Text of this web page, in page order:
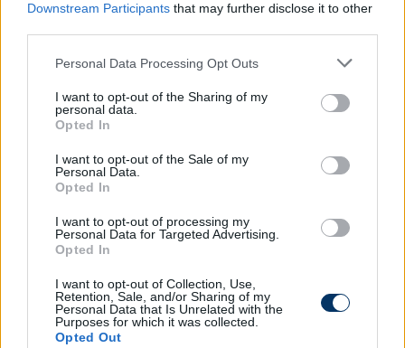
Downstream Participants that may further disclose it to other
Please note that this website/app uses one or more Google
not limited to your visit or usage behaviour. You may click to
grant or deny consent to Google and its third-party tags to
use your data for below specified purposes in below Google
consent section.
Personal Data Processing Opt Outs
I want to opt-out of the Sharing of my
personal data.
Opted In
I want to opt-out of the Sale of my
Personal Data.
Opted In
I want to opt-out of processing my
Personal Data for Targeted Advertising.
Opted In
I want to opt-out of Collection, Use,
Retention, Sale, and/or Sharing of my
Personal Data that Is Unrelated with the
Purposes for which it was collected.
Opted Out
Hibát követtem el, felelőtlenül cselekedtem,
megbántam a tettemet, és tanultam a
teljesítményemmel szeretném felhívni
magamra a figyelmet, hiszen még komoly
terveim, céljaim vannak a
labdarúgásban. Örvendetes módon a
történtek nem befolyásolták a pályán
nyújtott teljesítményemet, ugyanis gólokkal
és gólpasszokkal járultam hozzá jelenlegi
csapatom jó szerepléséhez.
– nyilatkozta aBlikknekBalajti.